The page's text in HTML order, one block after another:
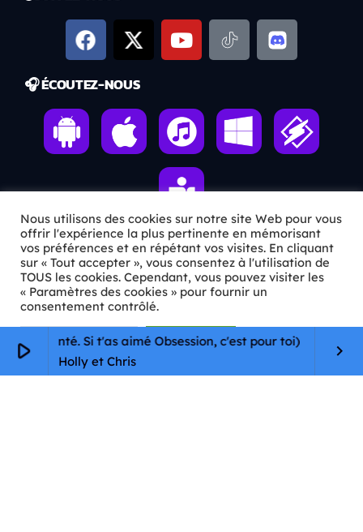
play_arrow
Bubble : The Love Witch (Recyclage augmenté. Si
Holly et Chris
keyboard_arrow_right
🎧 ÉCOUTEZ-NOUS
ℹ️ INFOS PRATIQUES
✉️Contact
🦊Qui sommes-nous ?
📄
Mentions légales
Nous utilisons des cookies sur notre site Web pour vous
offrir l'expérience la plus pertinente en mémorisant
vos préférences et en répétant vos visites. En cliquant
sur « Tout accepter », vous consentez à l'utilisation de
TOUS les cookies. Cependant, vous pouvez visiter les
« Paramètres des cookies » pour fournir un
consentement contrôlé.
Paramètres Cookie Tout accepter